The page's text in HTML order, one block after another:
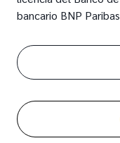
bancario BNP